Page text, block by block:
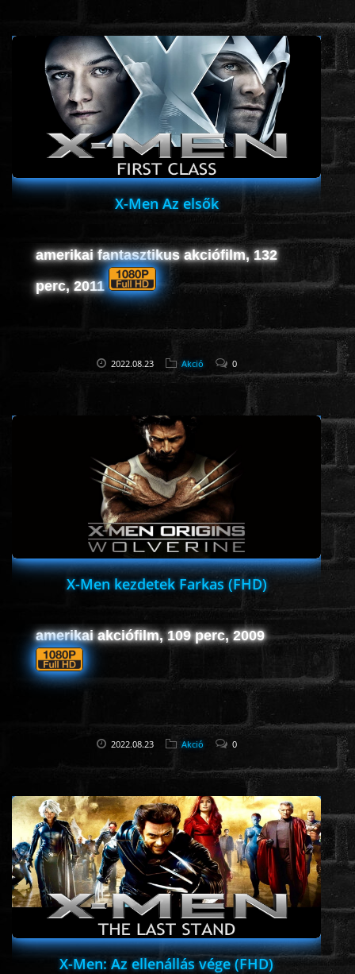
X-Men Az elsők
amerikai fantasztikus akciófilm, 132
perc, 2011
2022.08.23 Akció 0
X-Men kezdetek Farkas (FHD)
amerikai akciófilm, 109 perc, 2009
2022.08.23 Akció 0
X-Men: Az ellenállás vége (FHD)